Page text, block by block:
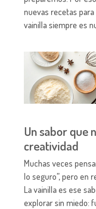
nuevas recetas
vainilla siempre es
Un sabor que
creatividad
Muchas veces
lo seguro”, pero en
La vainilla es ese
explorar sin miedo: